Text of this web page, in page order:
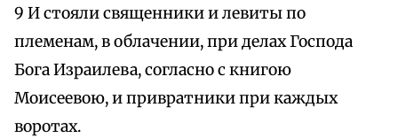
9 И стояли священники и левиты по
племенам, в облачении, при делах Господа
Бога Израилева, согласно с книгою
Моисеевою, и привратники при каждых
воротах.